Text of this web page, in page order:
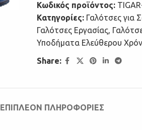
Κωδικός προϊόντος:
Κατηγορίες: Γαλότσες για
Γαλότσες Εργασίας,
Υποδήματα Ελεύθερου
Share:
ΕΠΙΠΛΈΟΝ ΠΛΗΡΟΦΟΡΊΕΣ